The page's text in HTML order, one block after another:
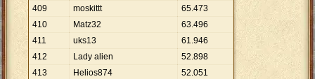
409
moskittt 65.473
410
Matz32 63.496
411
uks13 61.946
412
Lady alien 52.898
413
Helios874 52.051